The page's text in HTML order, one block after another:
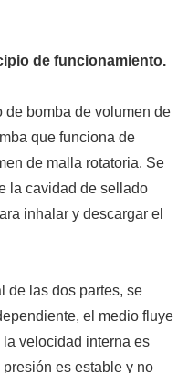
de funcionamiento.
de bomba de volumen de
que funciona de
de malla rotatoria. Se
la cavidad de sellado
inhalar y descargar el
de las dos partes, se
el medio fluye
velocidad interna es
es estable y no